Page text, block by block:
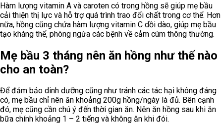
Hàm lượng vitamin A và caroten có trong hồng sẽ giúp mẹ bầu
cải thiện thị lực và hỗ trợ quá trình trao đổi chất trong cơ thể. Hơn
nữa, hồng cũng chứa hàm lượng vitamin C dồi dào, giúp mẹ bầu
tạo kháng thể, phòng ngừa các bệnh về cảm cúm thông thường.
Mẹ bầu 3 tháng nên ăn hồng như thế nào
cho an toàn?
Để đảm bảo dinh dưỡng cũng như tránh các tác hại không đáng
có, mẹ bầu chỉ nên ăn khoảng 200g hồng/ngày là đủ. Bên cạnh
đó, mẹ cũng cần chú ý đến thời gian ăn. Nên ăn hồng sau khi ăn
bữa chính khoảng 1 – 2 tiếng và không ăn khi đói.